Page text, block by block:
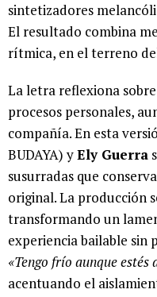
sintetizadores
El resultado combina
rítmica, en el terreno
La letra reflexiona
procesos personales,
compañía. En esta
BUDAYA) yEly Guerra
susurradas que
original. La producción
transformando un
experiencia bailable sin
«Tengo frío aunque estés
acentuando el